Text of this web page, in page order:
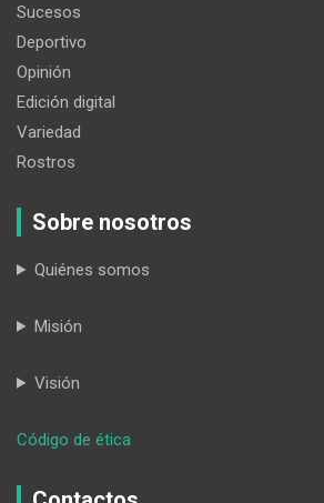
Sucesos
Deportivo
Opinión
Edición digital
Variedad
Rostros
Sobre nosotros
Quiénes somos
Misión
Visión
Código de ética